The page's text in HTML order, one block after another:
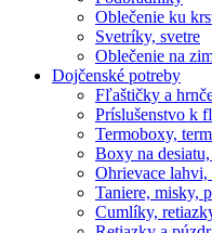
Oblečenie ku
Svetríky, svetre
Oblečenie na
Dojčenské potreby
Fľaštičky a
Príslušenstvo k
Termoboxy,
Boxy na
Ohrievace
Taniere, misky,
Cumlíky,